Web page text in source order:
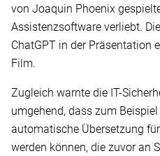
von Joaquin Phoenix
Assistenzsoftware verliebt.
ChatGPT in der Präsentation
Film.
Zugleich warnte die IT-
umgehend, dass zum
automatische Übersetzung
werden können, die zuvor an